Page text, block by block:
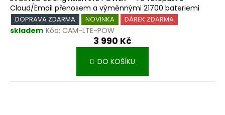
Cloud/Email přenosem a výměnnými 21700 bateriemi
DOPRAVA ZDARMA NOVINKA DÁREK ZDARMA
skladem Kód: CAM-LTE-POW
3 990 Kč
DO KOŠÍKU